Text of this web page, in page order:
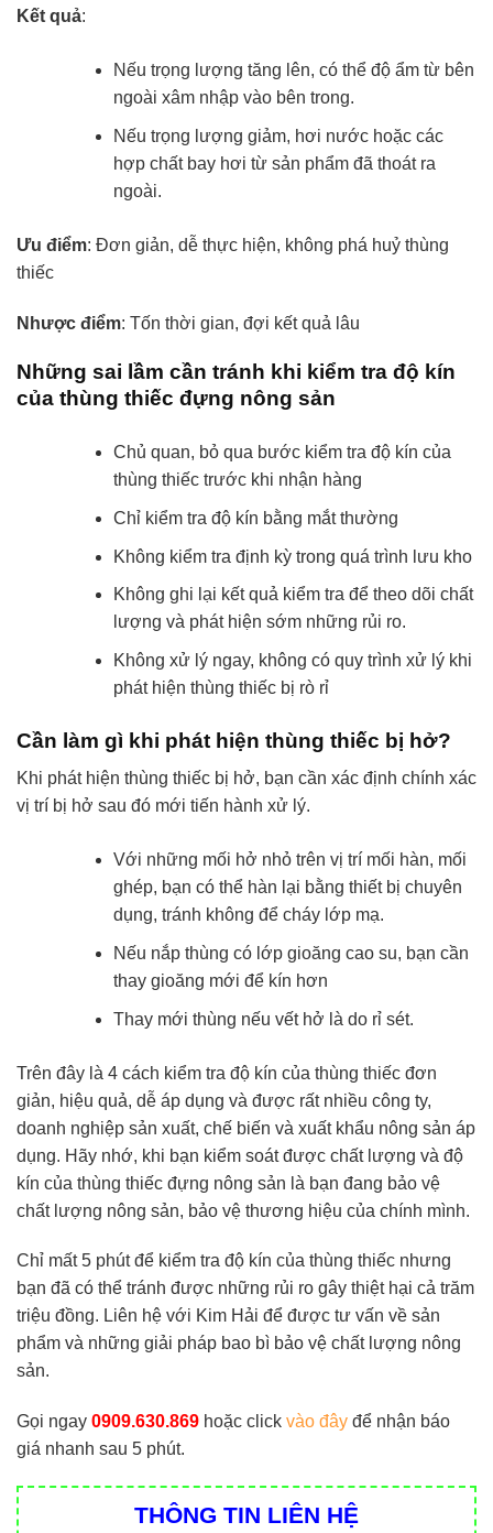
Kết quả:
Nếu trọng lượng tăng lên, có thể độ ẩm từ bên
ngoài xâm nhập vào bên trong.
Nếu trọng lượng giảm, hơi nước hoặc các
hợp chất bay hơi từ sản phẩm đã thoát ra
ngoài.
Ưu điểm: Đơn giản, dễ thực hiện, không phá huỷ thùng
thiếc
Nhược điểm: Tốn thời gian, đợi kết quả lâu
Những sai lầm cần tránh khi kiểm tra độ kín
của thùng thiếc đựng nông sản
Chủ quan, bỏ qua bước kiểm tra độ kín của
thùng thiếc trước khi nhận hàng
Chỉ kiểm tra độ kín bằng mắt thường
Không kiểm tra định kỳ trong quá trình lưu kho
Không ghi lại kết quả kiểm tra để theo dõi chất
lượng và phát hiện sớm những rủi ro.
Không xử lý ngay, không có quy trình xử lý khi
phát hiện thùng thiếc bị rò rỉ
Cần làm gì khi phát hiện thùng thiếc bị hở?
Khi phát hiện thùng thiếc bị hở, bạn cần xác định chính xác
vị trí bị hở sau đó mới tiến hành xử lý.
Với những mối hở nhỏ trên vị trí mối hàn, mối
ghép, bạn có thể hàn lại bằng thiết bị chuyên
dụng, tránh không để cháy lớp mạ.
Nếu nắp thùng có lớp gioăng cao su, bạn cần
thay gioăng mới để kín hơn
Thay mới thùng nếu vết hở là do rỉ sét.
Trên đây là 4 cách kiểm tra độ kín của thùng thiếc đơn
giản, hiệu quả, dễ áp dụng và được rất nhiều công ty,
doanh nghiệp sản xuất, chế biến và xuất khẩu nông sản áp
dụng. Hãy nhớ, khi bạn kiểm soát được chất lượng và độ
kín của thùng thiếc đựng nông sản là bạn đang bảo vệ
chất lượng nông sản, bảo vệ thương hiệu của chính mình.
Chỉ mất 5 phút để kiểm tra độ kín của thùng thiếc nhưng
bạn đã có thể tránh được những rủi ro gây thiệt hại cả trăm
triệu đồng. Liên hệ với Kim Hải để được tư vấn về sản
phẩm và những giải pháp bao bì bảo vệ chất lượng nông
sản.
Gọi ngay 0909.630.869 hoặc click vào đây để nhận báo
giá nhanh sau 5 phút.
THÔNG TIN LIÊN HỆ